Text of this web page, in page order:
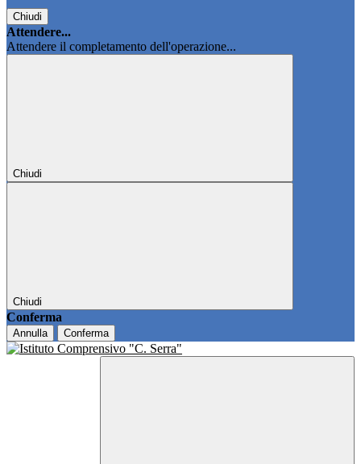
Chiudi
Attendere...
Attendere il completamento dell'operazione...
Chiudi
Chiudi
Conferma
Annulla Conferma